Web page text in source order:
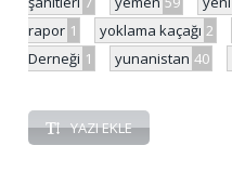
rapor 1 yoklama kaçağı 2
Derneği 1 yunanistan 40
YAZI EKLE